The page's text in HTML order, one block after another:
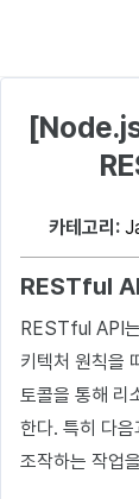
카테고리:
RESTful
RESTful API
키텍처 원칙을
토콜을 통해 리
한다. 특히 다
조작하는 작업